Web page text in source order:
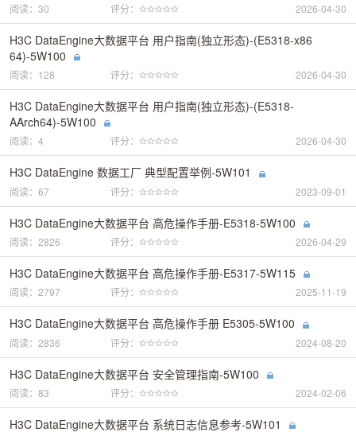
阅读：30 评分： 2026-04-30
H3C DataEngine大数据平台 用户指南(独立形态)-(E5318-x86
64)-5W100
阅读：128 评分： 2026-04-30
H3C DataEngine大数据平台 用户指南(独立形态)-(E5318-
AArch64)-5W100
阅读：4 评分： 2026-04-30
H3C DataEngine 数据工厂 典型配置举例-5W101
阅读：67 评分： 2023-09-01
H3C DataEngine大数据平台 高危操作手册-E5318-5W100
阅读：2826 评分： 2026-04-29
H3C DataEngine大数据平台 高危操作手册-E5317-5W115
阅读：2797 评分： 2025-11-19
H3C DataEngine大数据平台 高危操作手册 E5305-5W100
阅读：2836 评分： 2024-08-20
H3C DataEngine大数据平台 安全管理指南-5W100
阅读：83 评分： 2024-02-06
H3C DataEngine大数据平台 系统日志信息参考-5W101